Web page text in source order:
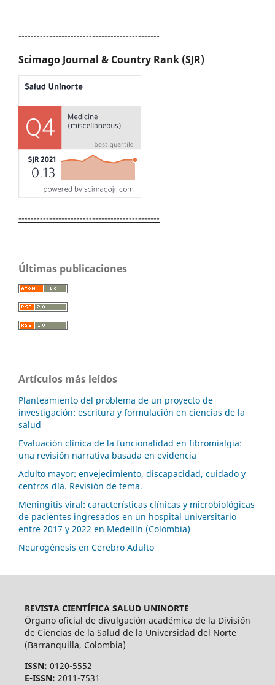
----------------------------------------------
Scimago Journal & Country Rank (SJR)
----------------------------------------------
Últimas publicaciones
Artículos más leídos
Planteamiento del problema de un proyecto de
investigación: escritura y formulación en ciencias de la
salud
Evaluación clínica de la funcionalidad en fibromialgia:
una revisión narrativa basada en evidencia
Adulto mayor: envejecimiento, discapacidad, cuidado y
centros día. Revisión de tema.
Meningitis viral: características clínicas y microbiológicas
de pacientes ingresados en un hospital universitario
entre 2017 y 2022 en Medellín (Colombia)
Neurogénesis en Cerebro Adulto
REVISTA CIENTÍFICA SALUD UNINORTE
Órgano oficial de divulgación académica de la División
de Ciencias de la Salud de la Universidad del Norte
(Barranquilla, Colombia)
ISSN: 0120-5552
E-ISSN: 2011-7531